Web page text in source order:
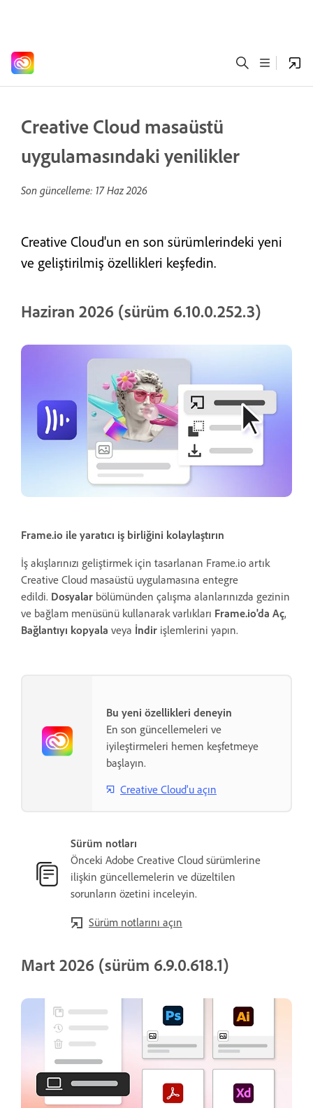
Creative Cloud masaüstü
uygulamasındaki yenilikler
Son güncelleme: 17 Haz 2026
Creative Cloud'un en son sürümlerindeki yeni
ve geliştirilmiş özellikleri keşfedin.
Haziran 2026 (sürüm 6.10.0.252.3)
Frame.io ile yaratıcı iş birliğini kolaylaştırın
İş akışlarınızı geliştirmek için tasarlanan Frame.io artık
Creative Cloud masaüstü uygulamasına entegre
edildi. Dosyalar bölümünden çalışma alanlarınızda gezinin
ve bağlam menüsünü kullanarak varlıkları Frame.io'da Aç,
Bağlantıyı kopyala veya İndir işlemlerini yapın.
Bu yeni özellikleri deneyin
En son güncellemeleri ve
iyileştirmeleri hemen keşfetmeye
başlayın.
Creative Cloud'u açın
Sürüm notları
Önceki Adobe Creative Cloud sürümlerine
ilişkin güncellemelerin ve düzeltilen
sorunların özetini inceleyin.
Sürüm notlarını açın
Mart 2026 (sürüm 6.9.0.618.1)